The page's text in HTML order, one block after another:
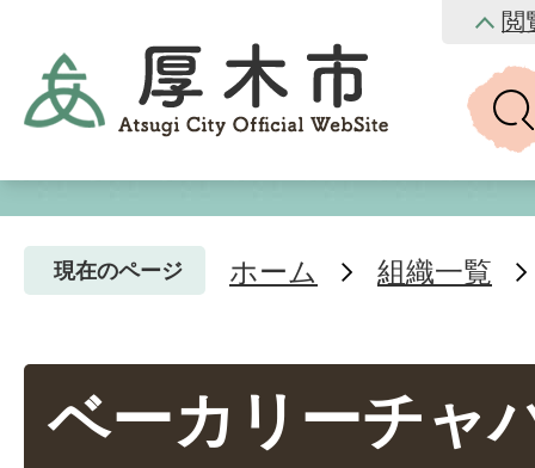
閲
現在のページ ホーム 組織一覧
ベーカリーチャ